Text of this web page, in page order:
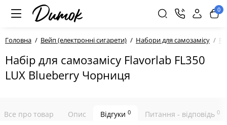
0
Головна Вейп (електронні сигарети) Набори для самозамісу
Набір для самозамісу Flavorlab FL350
LUX Blueberry Чорниця
Все про товар Опис Відгуки 0 Питання - відповідь 0